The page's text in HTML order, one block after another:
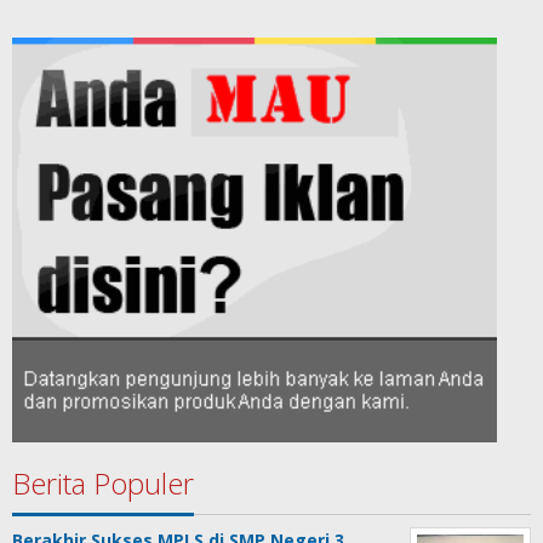
Berita Populer